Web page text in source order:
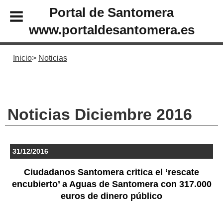
Portal de Santomera
www.portaldesantomera.es
Inicio Noticias
Noticias Diciembre 2016
31/12/2016
Ciudadanos Santomera critica el ‘rescate
encubierto’ a Aguas de Santomera con 317.000
euros de dinero público